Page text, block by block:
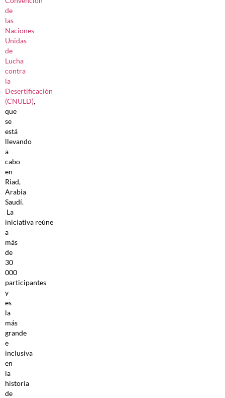
de
las
Naciones
Unidas
de
Lucha
contra
la
Desertificación
(CNULD),
que
se
está
llevando
a
cabo
en
Riad,
Arabia
Saudí.
La
iniciativa reúne
a
más
de
30
000
participantes
y
es
la
más
grande
e
inclusiva
en
la
historia
de